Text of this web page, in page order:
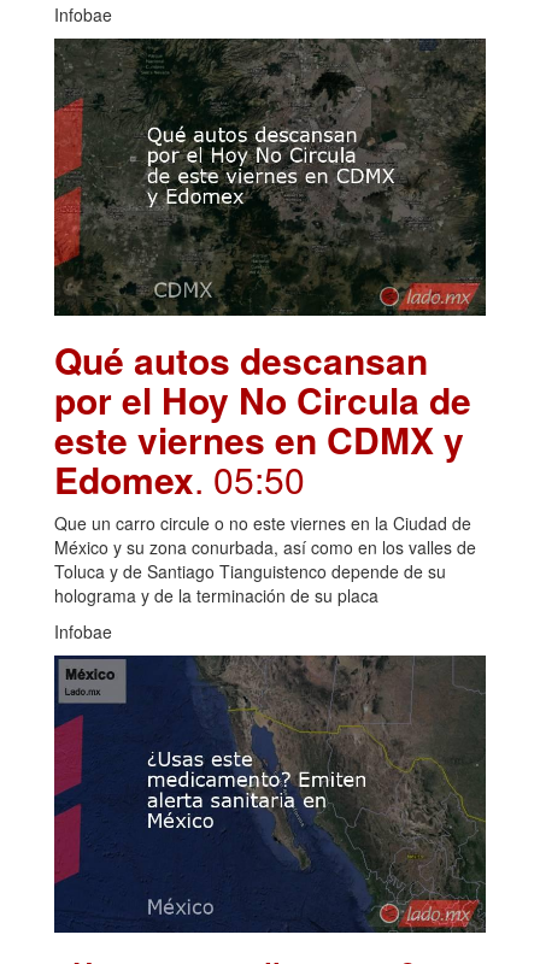
Infobae
Qué autos descansan
por el Hoy No Circula de
este viernes en CDMX y
Edomex. 05:50
Que un carro circule o no este viernes en la Ciudad de
México y su zona conurbada, así como en los valles de
Toluca y de Santiago Tianguistenco depende de su
holograma y de la terminación de su placa
Infobae